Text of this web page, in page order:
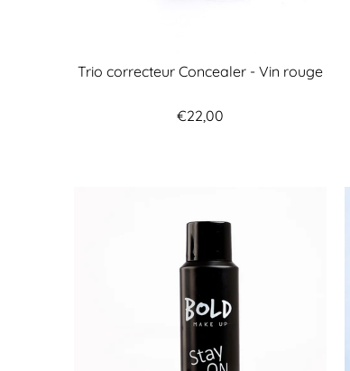
Trio correcteur Concealer - Vin rouge
€22,00